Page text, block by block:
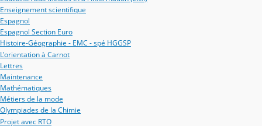
Enseignement scientifique
Espagnol
Espagnol Section Euro
Histoire-Géographie - EMC - spé HGGSP
L'orientation à Carnot
Lettres
Maintenance
Mathématiques
Métiers de la mode
Olympiades de la Chimie
Projet avec RTO